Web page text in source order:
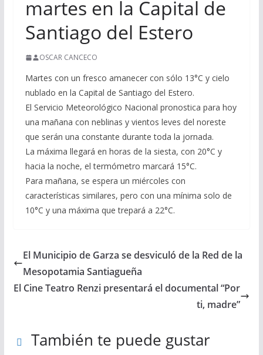
martes en la Capital de
Santiago del Estero
OSCAR CANCECO
Martes con un fresco amanecer con sólo 13°C y cielo
nublado en la Capital de Santiago del Estero.
El Servicio Meteorológico Nacional pronostica para hoy
una mañana con neblinas y vientos leves del noreste
que serán una constante durante toda la jornada.
La máxima llegará en horas de la siesta, con 20°C y
hacia la noche, el termómetro marcará 15°C.
Para mañana, se espera un miércoles con
características similares, pero con una mínima solo de
10°C y una máxima que trepará a 22°C.
El Municipio de Garza se desviculó de la Red de la
Mesopotamia Santiagueña
El Cine Teatro Renzi presentará el documental “Por
ti, madre”
También te puede gustar